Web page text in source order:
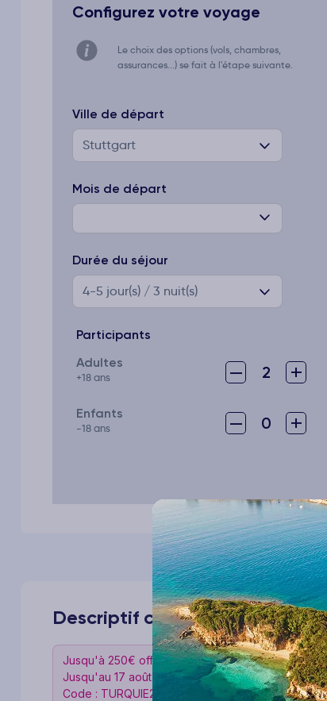
Configurez votre voyage
Le choix des options (vols, chambres,
assurances...) se fait à l'étape suivante.
Ville de départ
Stuttgart
Mois de départ
Durée du séjour
4-5 jour(s) / 3 nuit(s)
Participants
Adultes
+18 ans – 2 +
Enfants
-18 ans – 0 +
Descriptif complet de votre
Jusqu'à 250€ offerts*
Jusqu'au 17 août 2026 !
Code : TURQUIE26